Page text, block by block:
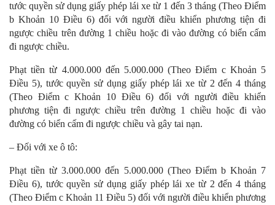
tước quyền sử dụng giấy phép lái xe từ 1 đến 3 tháng (Theo Điểm
b Khoản 10 Điều 6) đối với người điều khiển phương tiện đi
ngược chiều trên đường 1 chiều hoặc đi vào đường có biển cấm
đi ngược chiều.
Phạt tiền từ 4.000.000 đến 5.000.000 (Theo Điểm c Khoản 5
Điều 5), tước quyền sử dụng giấy phép lái xe từ 2 đến 4 tháng
(Theo Điểm c Khoản 10 Điều 6) đối với người điều khiển
phương tiện đi ngược chiều trên đường 1 chiều hoặc đi vào
đường có biển cấm đi ngược chiều và gây tai nạn.
– Đối với xe ô tô:
Phạt tiền từ 3.000.000 đến 5.000.000 (Theo Điểm b Khoản 7
Điều 6), tước quyền sử dụng giấy phép lái xe từ 2 đến 4 tháng
(Theo Điểm c Khoản 11 Điều 5) đối với người điều khiển phương